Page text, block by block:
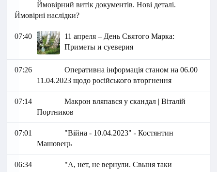
Ймовірний витік документів. Нові деталі.
Ймовірні наслідки?
07:40
11 апреля – День Святого Марка:
Приметы и суеверия
07:26
Оперативна інформація станом на 06.00
11.04.2023 щодо російського вторгнення
07:14
Макрон вляпався у скандал | Віталій
Портников
07:01
"Війна - 10.04.2023" - Костянтин
Машовець
06:34
"А, нет, не вернули. Свыня таки